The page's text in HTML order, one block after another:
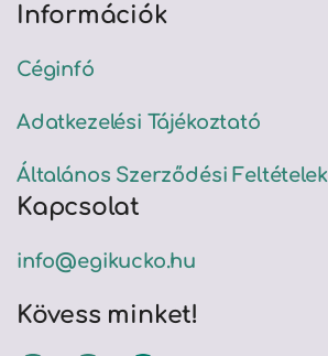
Információk
Céginfó
Adatkezelési Tájékoztató
Általános Szerződési Feltételek
Kapcsolat
info@egikucko.hu
Kövess minket!